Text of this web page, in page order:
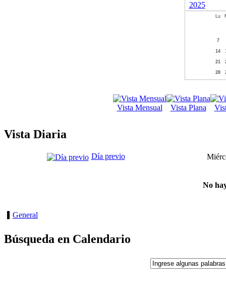
Lu
7
14
21
28
Vista Mensual Vista Plana
Vista Diaria
Día previo
No
General
Búsqueda en Calendario